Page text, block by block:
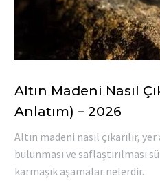
Altın Madeni Nasıl
Anlatım) – 2026
Altın madeni nasıl çıkarılır,
bulunması ve saflaştırılması
karmaşık aşamalar nelerdir.